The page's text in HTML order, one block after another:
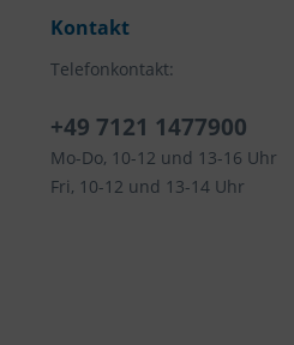
Kontakt
Telefonkontakt:
+49 7121 1477900
Mo-Do, 10-12 und 13-16 Uhr
Fri, 10-12 und 13-14 Uhr